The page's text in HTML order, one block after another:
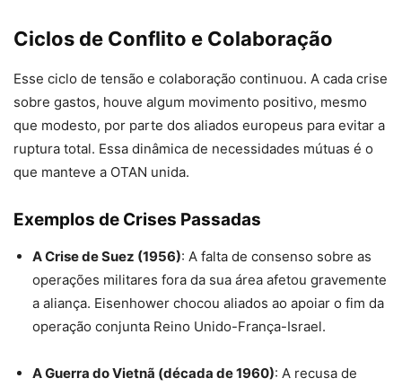
Ciclos de Conflito e Colaboração
Esse ciclo de tensão e colaboração continuou. A cada crise
sobre gastos, houve algum movimento positivo, mesmo
que modesto, por parte dos aliados europeus para evitar a
ruptura total. Essa dinâmica de necessidades mútuas é o
que manteve a OTAN unida.
Exemplos de Crises Passadas
A Crise de Suez (1956): A falta de consenso sobre as
operações militares fora da sua área afetou gravemente
a aliança. Eisenhower chocou aliados ao apoiar o fim da
operação conjunta Reino Unido-França-Israel.
A Guerra do Vietnã (década de 1960): A recusa de